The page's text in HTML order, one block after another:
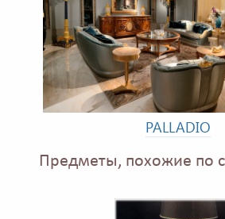
PALLADIO
Предметы, похожие по